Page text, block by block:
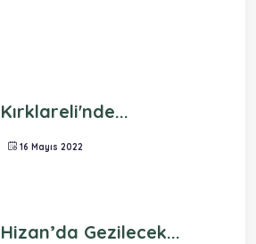
Kırklareli'nde...
16 Mayıs 2022
Hizan’da Gezilecek...